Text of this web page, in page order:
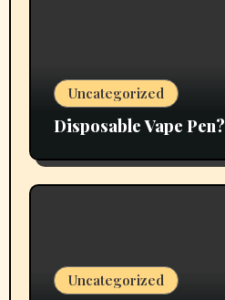
Uncategorized
Disposable Vape Pen?
Uncategorized